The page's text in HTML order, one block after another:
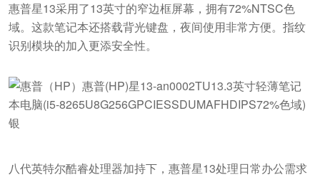
惠普星13采用了13英寸的窄边框屏幕，拥有72%NTSC色
域。这款笔记本还搭载背光键盘，夜间使用非常方便。指纹
识别模块的加入更添安全性。
八代英特尔酷睿处理器加持下，惠普星13处理日常办公需求